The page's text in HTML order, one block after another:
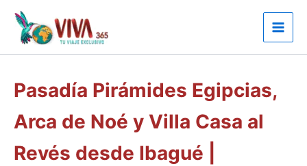
contenido
Pasadía Pirámides Egipcias,
Arca de Noé y Villa Casa al
Revés desde Ibagué |